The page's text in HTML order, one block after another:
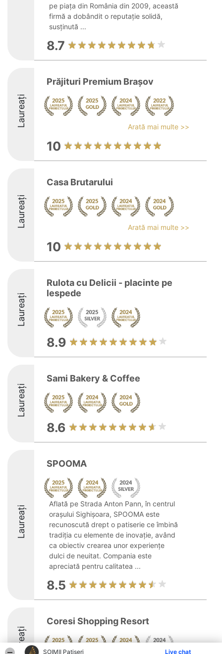
ȘOIMII Patiseri Live chat
pe piața din România din 2009, această
firmă a dobândit o reputație solidă,
susținută ...
8.7
Laureați
Prăjituri Premium Brașov
Arată mai multe >>
10
Laureați
Casa Brutarului
Arată mai multe >>
10
Laureați
Rulota cu Delicii - placinte pe
lespede
8.9
Laureați
Sami Bakery & Coffee
8.6
Laureați
SPOOMA
Aflată pe Strada Anton Pann, în centrul
orașului Sighișoara, SPOOMA este
recunoscută drept o patiserie ce îmbină
tradiția cu elemente de inovație, având
ca obiectiv crearea unor experiențe
dulci de neuitat. Compania este
apreciată pentru calitatea ...
8.5
Laureați
Coresi Shopping Resort